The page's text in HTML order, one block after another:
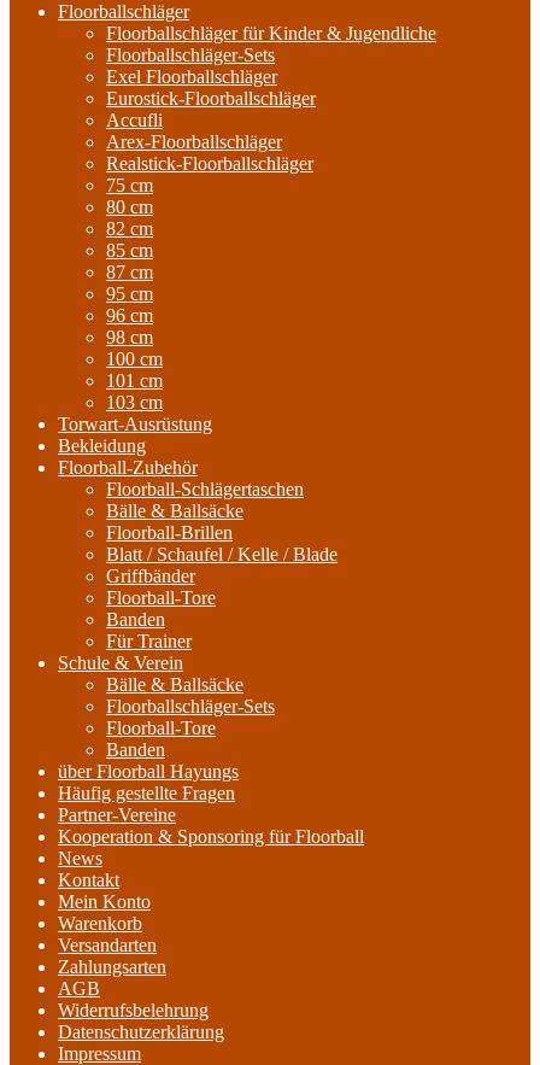
Floorballschläger
Floorballschläger für Kinder & Jugendliche
Floorballschläger-Sets
Exel Floorballschläger
Eurostick-Floorballschläger
Accufli
Arex-Floorballschläger
Realstick-Floorballschläger
75 cm
80 cm
82 cm
85 cm
87 cm
95 cm
96 cm
98 cm
100 cm
101 cm
103 cm
Torwart-Ausrüstung
Bekleidung
Floorball-Zubehör
Floorball-Schlägertaschen
Bälle & Ballsäcke
Floorball-Brillen
Blatt / Schaufel / Kelle / Blade
Griffbänder
Floorball-Tore
Banden
Für Trainer
Schule & Verein
Bälle & Ballsäcke
Floorballschläger-Sets
Floorball-Tore
Banden
über Floorball Hayungs
Häufig gestellte Fragen
Partner-Vereine
Kooperation & Sponsoring für Floorball
News
Kontakt
Mein Konto
Warenkorb
Versandarten
Zahlungsarten
AGB
Widerrufsbelehrung
Datenschutzerklärung
Impressum